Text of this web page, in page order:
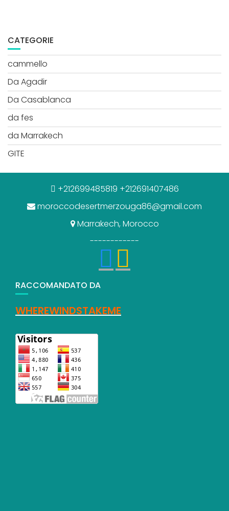
CATEGORIE
cammello
Da Agadir
Da Casablanca
da fes
da Marrakech
GITE
+212699485819 +212691407486
moroccodesertmerzouga86@gmail.com
Marrakech, Morocco
------------
RACCOMANDATO DA
WHEREWINDSTAKEME